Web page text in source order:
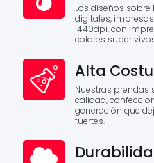
Los diseños
digitales,
1440dpi, con
colores super
Alta
Nuestras prendas
calidad,
generación que
fuertes.